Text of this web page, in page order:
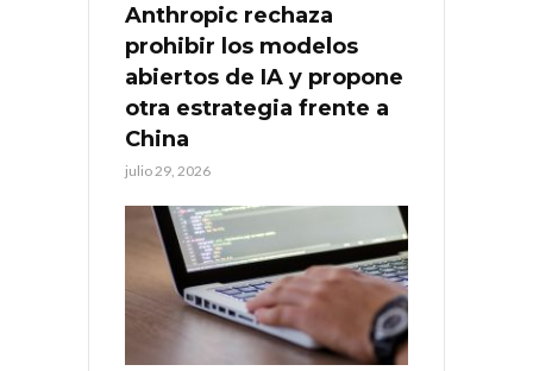
Anthropic rechaza
prohibir los modelos
abiertos de IA y propone
otra estrategia frente a
China
julio 29, 2026